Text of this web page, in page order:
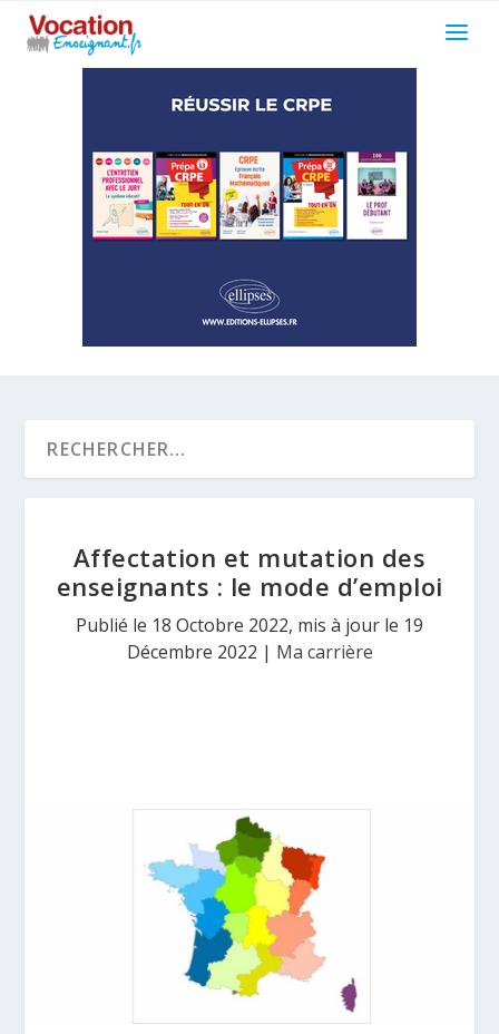
Affectation et mutation des
enseignants : le mode d’emploi
Publié le 18 Octobre 2022, mis à jour le 19
Décembre 2022 | Ma carrière